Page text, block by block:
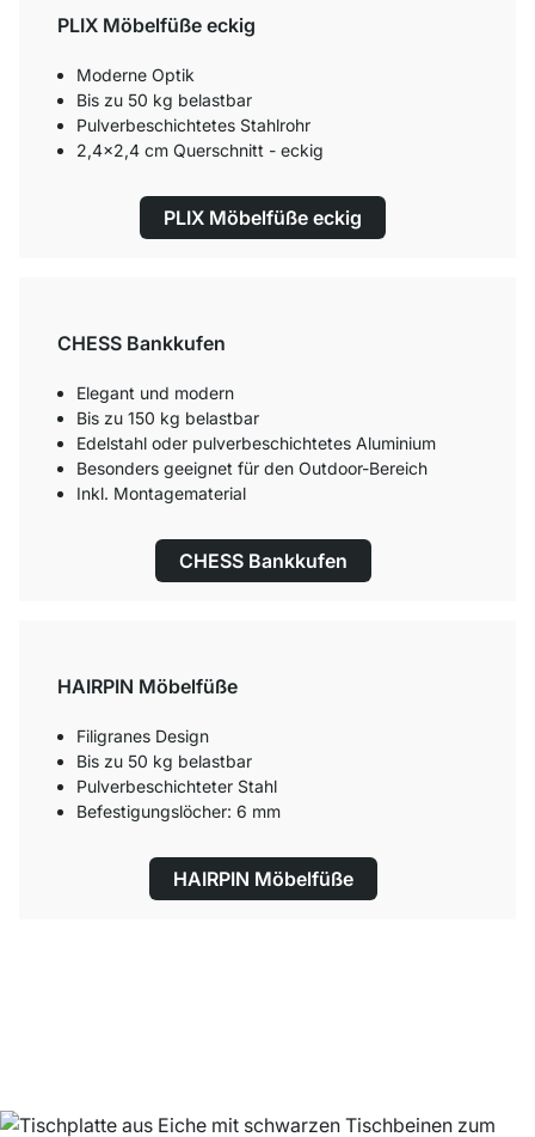
PLIX Möbelfüße eckig
Moderne Optik
Bis zu 50 kg belastbar
Pulverbeschichtetes Stahlrohr
2,4x2,4 cm Querschnitt - eckig
PLIX Möbelfüße eckig
CHESS Bankkufen
Elegant und modern
Bis zu 150 kg belastbar
Edelstahl oder pulverbeschichtetes Aluminium
Besonders geeignet für den Outdoor-Bereich
Inkl. Montagematerial
CHESS Bankkufen
HAIRPIN Möbelfüße
Filigranes Design
Bis zu 50 kg belastbar
Pulverbeschichteter Stahl
Befestigungslöcher: 6 mm
HAIRPIN Möbelfüße